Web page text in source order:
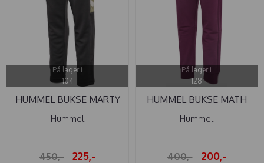
På lager i
104
HUMMEL BUKSE MARTY
ASPHALT
Hummel
450,- 225,-
På lager i
128
HUMMEL BUKSE MATH
AMARANTH
Hummel
400,- 200,-